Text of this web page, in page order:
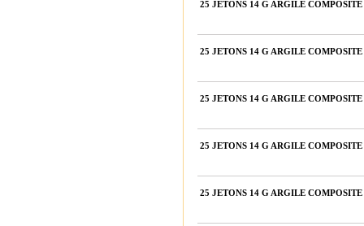
25 JETONS 14 G ARGILE
25 JETONS 14 G ARGILE
25 JETONS 14 G ARGILE
25 JETONS 14 G ARGILE
25 JETONS 14 G ARGILE